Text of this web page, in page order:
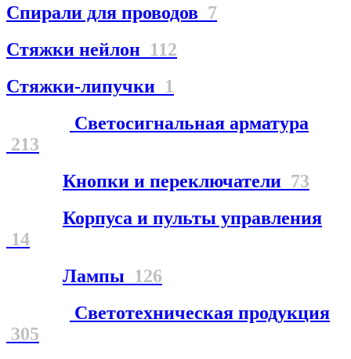
Спирали для проводов 7
Стяжки нейлон 112
Стяжки-липучки 1
Светосигнальная арматура
213
Кнопки и переключатели 73
Корпуса и пульты управления
14
Лампы 126
Светотехническая продукция
305